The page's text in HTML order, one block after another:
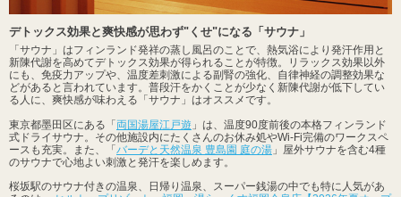
デトックス効果と爽快感が思わず"くせ"になる「サウナ」
「サウナ」はフィンランド発祥の蒸し風呂のことで、熱気浴により発汗作用と
新陳代謝を高めてデトックス効果が得られることが特徴。リラックス効果以外
にも、免疫力アップや、温度差刺激による副腎の強化、自律神経の調整効果な
どがあると言われています。普段汗をかくことが少なく新陳代謝が低下してい
る人に、爽快感が味わえる「サウナ」はオススメです。
東京都墨田区にある「 両国湯屋江戸遊 」は、温度90度前後の本格フィンランド
式ドライサウナ。その他施設内にたくさんのお休み処やWi-Fi完備のワークスペ
ースも充実。また、「 バーデと天然温泉 豊島園 庭の湯 」屋外サウナを含む4種
のサウナで心地よい刺激と発汗を楽しめます。
桜坂駅のサウナ付きの温泉、日帰り温泉、スーパー銭湯の中でも特に人気があ